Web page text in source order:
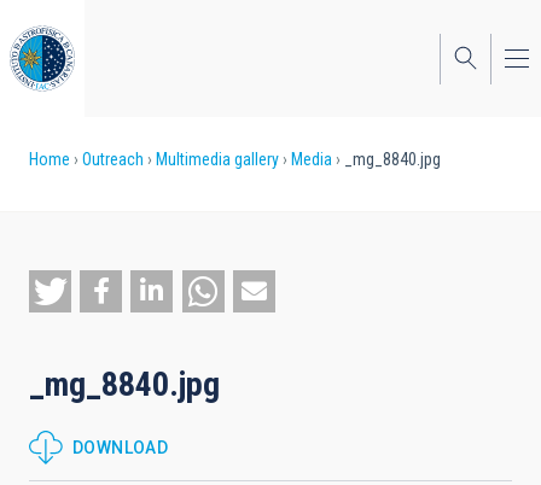
to
main
content
Breadcrumb
Home Outreach Multimedia gallery Media _mg_8840.jpg
_mg_8840.jpg
DOWNLOAD